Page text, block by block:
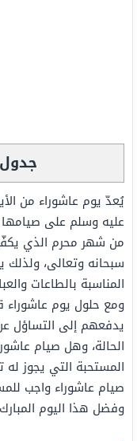
يُعدّ يوم عاشوراء من
عليه وسلم على صيامها
من شهر محرم الذي
سبحانه وتعالى،
المناسبة بالطاعات
ومع حلول يوم
يدفعهم إلى التساؤل
الحالة، وهل صيام
المستحبة التي يجوز
صيام عاشوراء واجب
وفضل هذا اليوم